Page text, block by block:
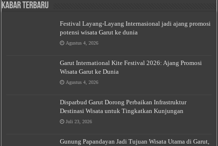
Kabar Terbaru
Festival Layang-Layang Internasional jadi ajang promosi
potensi wisata Garut ke dunia
Agustus 4, 2026
Garut International Kite Festival 2026: Ajang Promosi
Wisata Garut ke Dunia
Agustus 4, 2026
Disparbud Garut Dorong Perbaikan Infrastruktur
Destinasi Wisata untuk Tingkatkan Kunjungan
Juli 23, 2026
Gunung Papandayan Jadi Tujuan Wisata Utama di Garut,